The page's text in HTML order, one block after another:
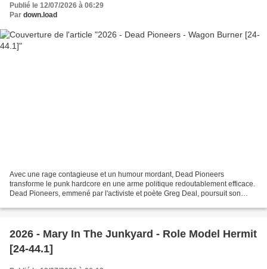
Publié le 12/07/2026 à 06:29
Par down.load
Avec une rage contagieuse et un humour mordant, Dead Pioneers
transforme le punk hardcore en une arme politique redoutablement efficace.
Dead Pioneers, emmené par l'activiste et poète Greg Deal, poursuit son
2026 - Mary In The Junkyard - Role Model Hermit
[24-44.1]